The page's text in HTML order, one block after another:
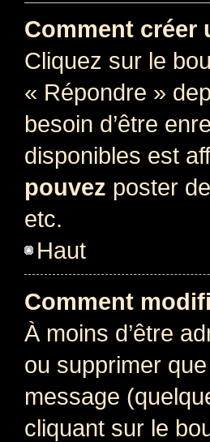
Comment créer
Cliquez sur le
« Répondre »
besoin d’être
disponibles est
pouvez poster
etc.
Haut
Comment
À moins d’être
ou supprimer
message
cliquant sur le